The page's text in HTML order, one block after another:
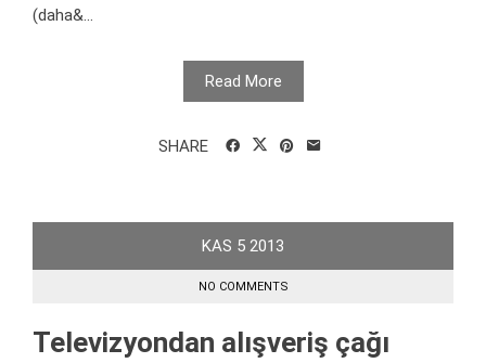
(daha&...
Read More
SHARE
KAS 5 2013
NO COMMENTS
Televizyondan alışveriş çağı